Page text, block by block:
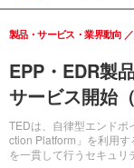
EPP・EDR製
サービス開始（
TEDは、自律型エンド
ction Platform」を利用
を一貫して行うセキュリ
製品・サービス・業界動向